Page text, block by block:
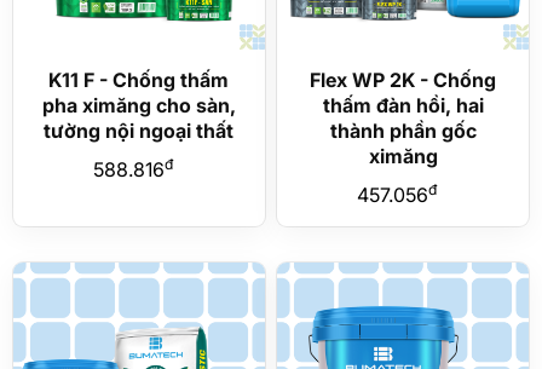
K11 F - Chống thấm
pha ximăng cho sàn,
tường nội ngoại thất
588.816đ
Flex WP 2K - Chống
thấm đàn hồi, hai
thành phần gốc
ximăng
457.056đ